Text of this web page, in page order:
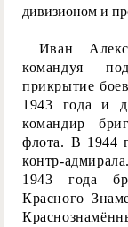
дивизионом и
Иван
командуя
прикрытие
1943 года и
командир
флота. В 1944
контр-
1943 года
Красного